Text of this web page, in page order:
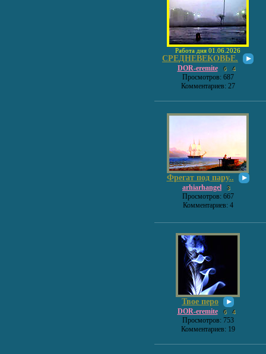
Работа дня 01.06.2026
СРЕДНЕВЕКОВЬЕ.
DOR-eremite 6 4
Просмотров: 687
Комментариев: 27
Фрегат под пару..
arhiarhangel 3
Просмотров: 667
Комментариев: 4
Твое перо
DOR-eremite 6 4
Просмотров: 753
Комментариев: 19